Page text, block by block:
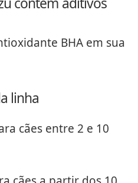
BHA em sua
linha
cães entre 2 e 10